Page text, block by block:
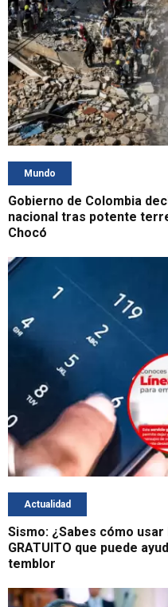
Mundo
Gobierno de Colombia
nacional tras potente
Chocó
Actualidad
Sismo: ¿Sabes cómo usar
GRATUITO que puede
temblor